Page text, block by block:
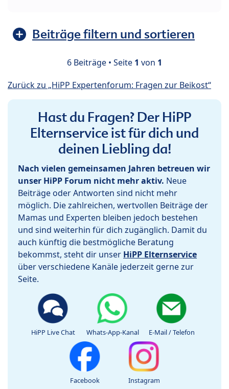
Beiträge filtern und sortieren
6 Beiträge • Seite 1 von 1
Zurück zu „HiPP Expertenforum: Fragen zur Beikost“
Hast du Fragen? Der HiPP
Elternservice ist für dich und
deinen Liebling da!
Nach vielen gemeinsamen Jahren betreuen wir
unser HiPP Forum nicht mehr aktiv. Neue
Beiträge oder Antworten sind nicht mehr
möglich. Die zahlreichen, wertvollen Beiträge der
Mamas und Experten bleiben jedoch bestehen
und sind weiterhin für dich zugänglich. Damit du
auch künftig die bestmögliche Beratung
bekommst, steht dir unser HiPP Elternservice
über verschiedene Kanäle jederzeit gerne zur
Seite.
HiPP Live Chat Whats-App-Kanal E-Mail / Telefon
Facebook Instagram